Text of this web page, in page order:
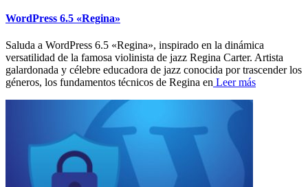
WordPress 6.5 «Regina»
Saluda a WordPress 6.5 «Regina», inspirado en la dinámica
versatilidad de la famosa violinista de jazz Regina Carter. Artista
galardonada y célebre educadora de jazz conocida por trascender los
géneros, los fundamentos técnicos de Regina en Leer más